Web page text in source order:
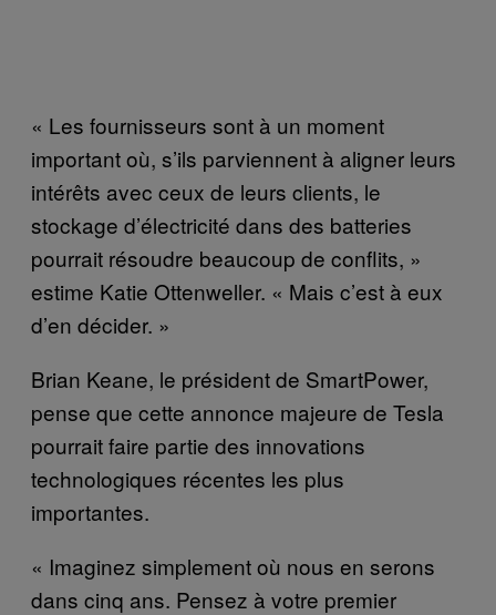
« Les fournisseurs sont à un moment
important où, s’ils parviennent à aligner leurs
intérêts avec ceux de leurs clients, le
stockage d’électricité dans des batteries
pourrait résoudre beaucoup de conflits, »
estime Katie Ottenweller. « Mais c’est à eux
d’en décider. »
Brian Keane, le président de SmartPower,
pense que cette annonce majeure de Tesla
pourrait faire partie des innovations
technologiques récentes les plus
importantes.
« Imaginez simplement où nous en serons
dans cinq ans. Pensez à votre premier